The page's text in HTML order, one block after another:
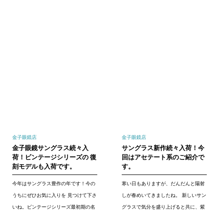
金子眼鏡店
金子眼鏡サングラス続々入
荷！ビンテージシリーズの 復
刻モデルも入荷です。
今年はサングラス豊作の年です！今の
うちにぜひお気に入りを 見つけて下さ
いね。ビンテージシリーズ最初期の名
金子眼鏡店
サングラス新作続々入荷！今
回はアセテート系のご紹介で
す。
寒い日もありますが、だんだんと陽射
しが春めいてきましたね。 新しいサン
グラスで気分を盛り上げると共に、紫